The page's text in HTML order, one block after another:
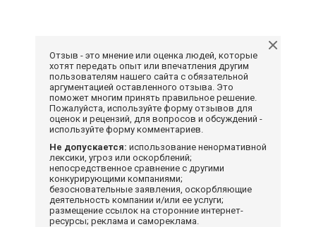
Отзыв - это мнение или оценка людей, которые
хотят передать опыт или впечатления другим
пользователям нашего сайта с обязательной
аргументацией оставленного отзыва. Это
поможет многим принять правильное решение.
Пожалуйста, используйте форму отзывов для
оценок и рецензий, для вопросов и обсуждений -
используйте форму комментариев.
Не допускается: использование ненормативной
лексики, угроз или оскорблений;
непосредственное сравнение с другими
конкурирующими компаниями;
безосновательные заявления, оскорбляющие
деятельность компании и/или ее услуги;
размещение ссылок на сторонние интернет-
ресурсы; реклама и самореклама.